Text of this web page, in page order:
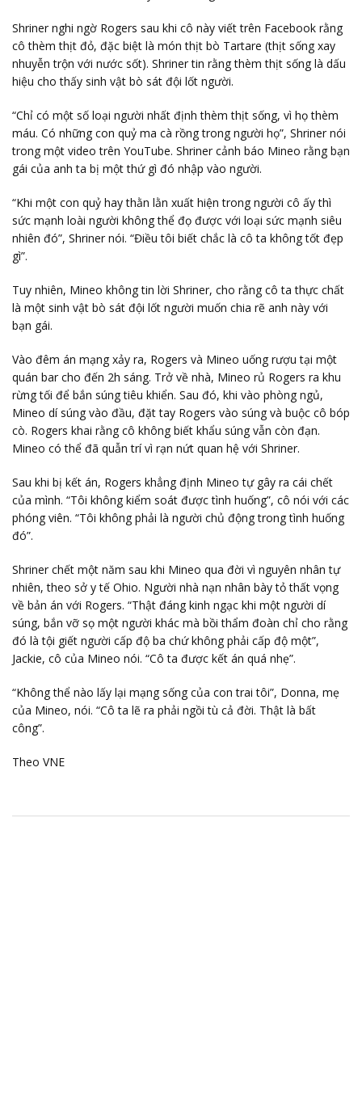
Shriner nghi ngờ Rogers sau khi cô này viết trên Facebook rằng
cô thèm thịt đỏ, đặc biệt là món thịt bò Tartare (thịt sống xay
nhuyễn trộn với nước sốt). Shriner tin rằng thèm thịt sống là dấu
hiệu cho thấy sinh vật bò sát đội lốt người.
“Chỉ có một số loại người nhất định thèm thịt sống, vì họ thèm
máu. Có những con quỷ ma cà rồng trong người họ”, Shriner nói
trong một video trên YouTube. Shriner cảnh báo Mineo rằng bạn
gái của anh ta bị một thứ gì đó nhập vào người.
“Khi một con quỷ hay thằn lằn xuất hiện trong người cô ấy thì
sức mạnh loài người không thể đọ được với loại sức mạnh siêu
nhiên đó”, Shriner nói. “Điều tôi biết chắc là cô ta không tốt đẹp
gì”.
Tuy nhiên, Mineo không tin lời Shriner, cho rằng cô ta thực chất
là một sinh vật bò sát đội lốt người muốn chia rẽ anh này với
bạn gái.
Vào đêm án mạng xảy ra, Rogers và Mineo uống rượu tại một
quán bar cho đến 2h sáng. Trở về nhà, Mineo rủ Rogers ra khu
rừng tối để bắn súng tiêu khiển. Sau đó, khi vào phòng ngủ,
Mineo dí súng vào đầu, đặt tay Rogers vào súng và buộc cô bóp
cò. Rogers khai rằng cô không biết khẩu súng vẫn còn đạn.
Mineo có thể đã quẫn trí vì rạn nứt quan hệ với Shriner.
Sau khi bị kết án, Rogers khẳng định Mineo tự gây ra cái chết
của mình. “Tôi không kiểm soát được tình huống”, cô nói với các
phóng viên. “Tôi không phải là người chủ động trong tình huống
đó”.
Shriner chết một năm sau khi Mineo qua đời vì nguyên nhân tự
nhiên, theo sở y tế Ohio. Người nhà nạn nhân bày tỏ thất vọng
về bản án với Rogers. “Thật đáng kinh ngạc khi một người dí
súng, bắn vỡ sọ một người khác mà bồi thẩm đoàn chỉ cho rằng
đó là tội giết người cấp độ ba chứ không phải cấp độ một”,
Jackie, cô của Mineo nói. “Cô ta được kết án quá nhẹ”.
“Không thể nào lấy lại mạng sống của con trai tôi”, Donna, mẹ
của Mineo, nói. “Cô ta lẽ ra phải ngồi tù cả đời. Thật là bất
công”.
Theo VNE